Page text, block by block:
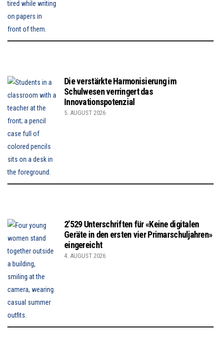
Die verstärkte Harmonisierung im
Schulwesen verringert das
Innovationspotenzial
5. AUGUST 2026
2’529 Unterschriften für «Keine digitalen
Geräte in den ersten vier Primarschuljahren»
eingereicht
4. AUGUST 2026